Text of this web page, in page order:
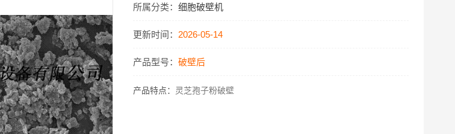
所属分类：细胞破壁机
更新时间： 2026-05-14
产品型号：破壁后
产品特点： 灵芝孢子粉破壁